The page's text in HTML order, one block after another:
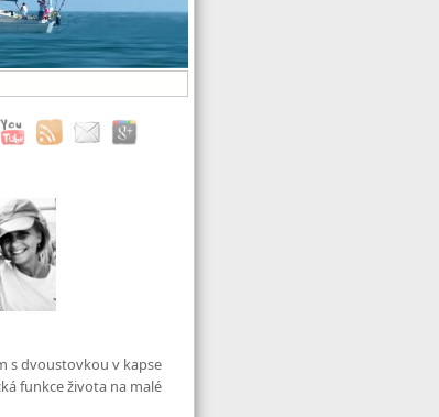
s dvoustovkou v kapse
funkce života na malé